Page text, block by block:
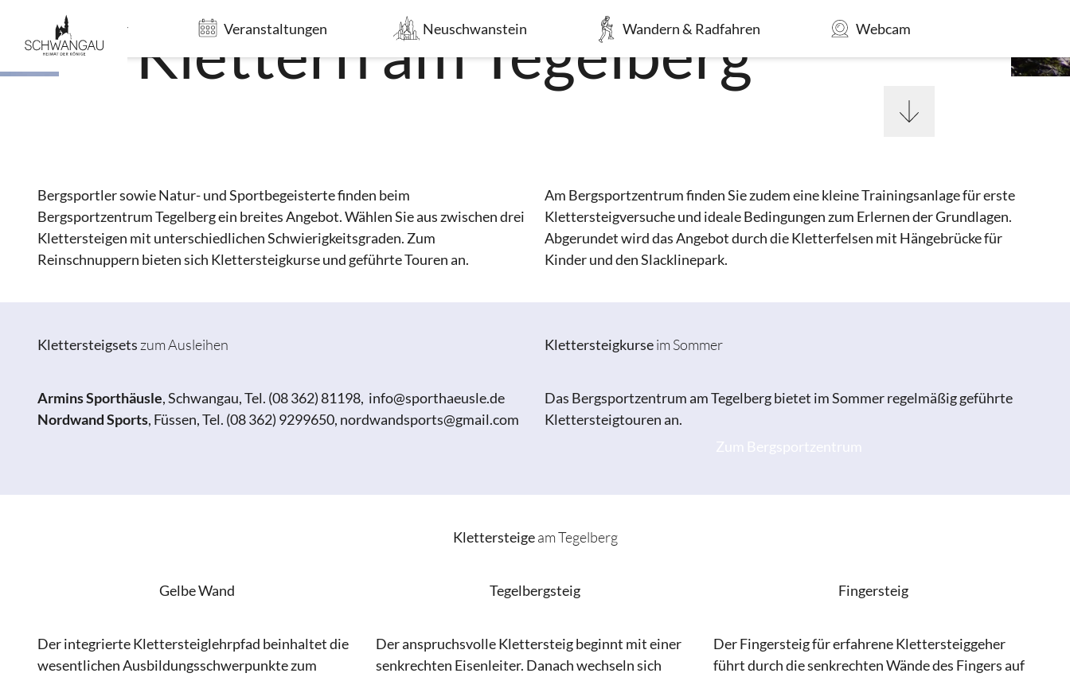
Gastgeber Veranstaltungen Neuschwanstein Wandern & Radfahren Webcam
Klettern am Tegelberg
Bergsportler sowie Natur- und Sportbegeisterte finden beim
Bergsportzentrum Tegelberg ein breites Angebot. Wählen Sie aus zwischen drei
Klettersteigen mit unterschiedlichen Schwierigkeitsgraden. Zum
Reinschnuppern bieten sich Klettersteigkurse und geführte Touren an.
Am Bergsportzentrum finden Sie zudem eine kleine Trainingsanlage für erste
Klettersteigversuche und ideale Bedingungen zum Erlernen der Grundlagen.
Abgerundet wird das Angebot durch die Kletterfelsen mit Hängebrücke für
Kinder und den Slacklinepark.
Klettersteigsets zum Ausleihen
Armins Sporthäusle, Schwangau, Tel. (08 362) 81198, info@sporthaeusle.de
Nordwand Sports, Füssen, Tel. (08 362) 9299650, nordwandsports@gmail.com
Klettersteigkurseim Sommer
Das Bergsportzentrum am Tegelberg bietet im Sommer regelmäßig geführte
Klettersteigtouren an.
Klettersteigeam Tegelberg
Gelbe Wand
Der integrierte Klettersteiglehrpfad beinhaltet die
wesentlichen Ausbildungsschwerpunkte zum
Tegelbergsteig
Der anspruchsvolle Klettersteig beginnt mit einer
senkrechten Eisenleiter. Danach wechseln sich
Fingersteig
Der Fingersteig für erfahrene Klettersteiggeher
führt durch die senkrechten Wände des Fingers auf